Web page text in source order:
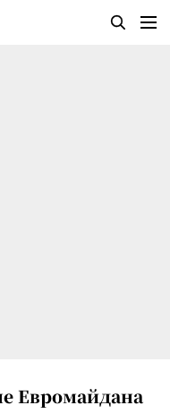
Евромайдана